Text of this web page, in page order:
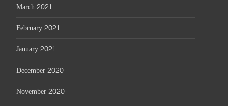
March 2021
February 2021
January 2021
December 2020
November 2020